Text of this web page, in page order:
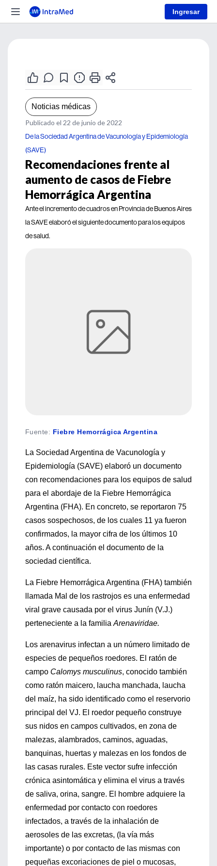
Ingresar
Noticias médicas
Publicado el 22 de junio de 2022
De la Sociedad Argentina de Vacunología y Epidemiología
(SAVE)
Recomendaciones frente al
aumento de casos de Fiebre
Hemorrágica Argentina
Ante el incremento de cuadros en Provincia de Buenos Aires
la SAVE elaboró el siguiente documento para los equipos
de salud.
Fuente: Fiebre Hemorrágica Argentina
La Sociedad Argentina de Vacunología y
Epidemiología (SAVE) elaboró un documento
con recomendaciones para los equipos de salud
para el abordaje de la Fiebre Hemorrágica
Argentina (FHA). En concreto, se reportaron 75
casos sospechosos, de los cuales 11 ya fueron
confirmados, la mayor cifra de los últimos 10
años. A continuación el documento de la
sociedad científica.
La Fiebre Hemorrágica Argentina (FHA) también
llamada Mal de los rastrojos es una enfermedad
viral grave causada por el virus Junín (V.J.)
perteneciente a la familia Arenaviridae.
Los arenavirus infectan a un número limitado de
especies de pequeños roedores. El ratón de
campo Calomys musculinus, conocido también
como ratón maicero, laucha manchada, laucha
del maíz, ha sido identificado como el reservorio
principal del VJ. El roedor pequeño construye
sus nidos en campos cultivados, en zona de
malezas, alambrados, caminos, aguadas,
banquinas, huertas y malezas en los fondos de
las casas rurales. Este vector sufre infección
crónica asintomática y elimina el virus a través
de saliva, orina, sangre. El hombre adquiere la
enfermedad por contacto con roedores
infectados, a través de la inhalación de
aerosoles de las excretas, (la vía más
importante) o por contacto de las mismas con
pequeñas excoriaciones de piel o mucosas,